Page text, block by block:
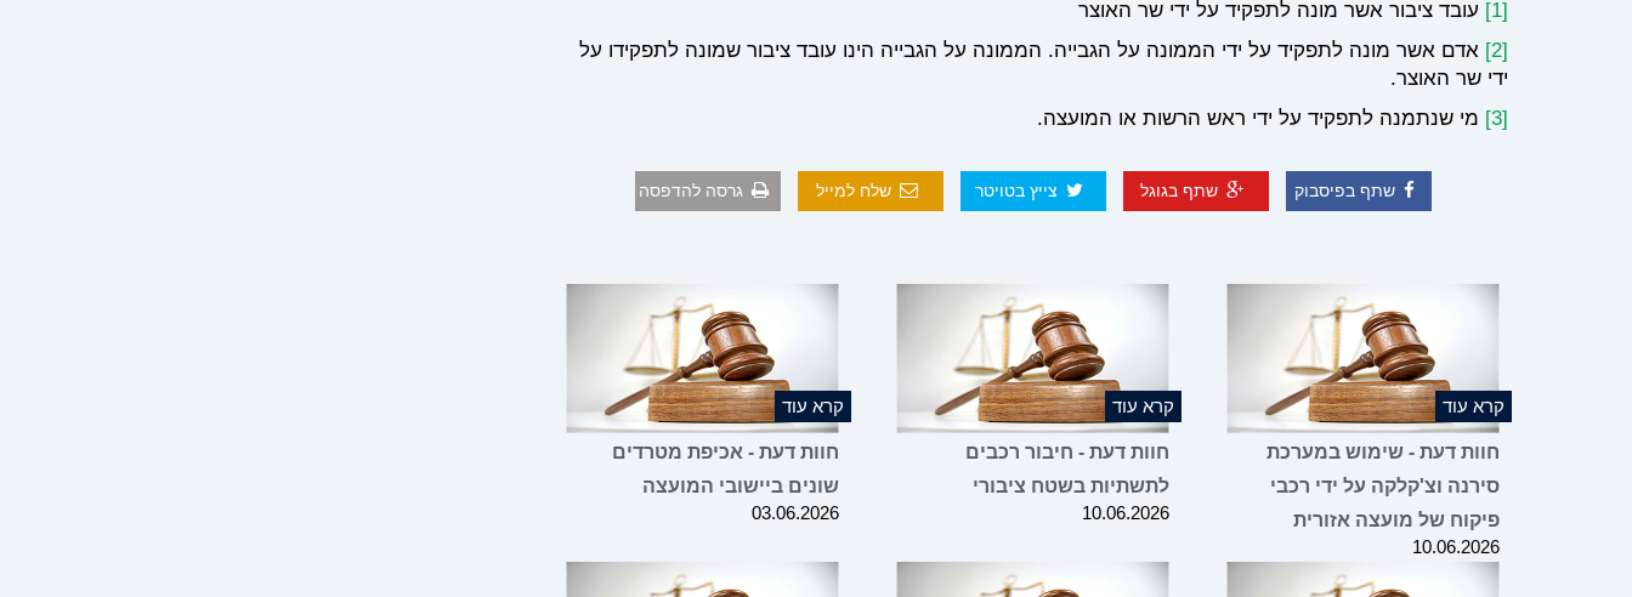
[1]
עובד ציבור אשר מונה לתפקיד על ידי שר האוצר
[2]
אדם אשר מונה לתפקיד על ידי הממונה על הגבייה. הממונה על הגבייה הינו עובד ציבור שמונה לתפקידו על
ידי שר האוצר.
[3]
מי שנתמנה לתפקיד על ידי ראש הרשות או המועצה.
שתף בפיסבוק שתף בגוגל צייץ בטויטר שלח למייל גרסה להדפסה
קרא עוד
חוות דעת - שימוש במערכת
סירנה וצ'קלקה על ידי רכבי
פיקוח של מועצה אזורית
10.06.2026
קרא עוד
חוות דעת - חיבור רכבים
לתשתיות בשטח ציבורי
10.06.2026
קרא עוד
חוות דעת - אכיפת מטרדים
שונים ביישובי המועצה
03.06.2026